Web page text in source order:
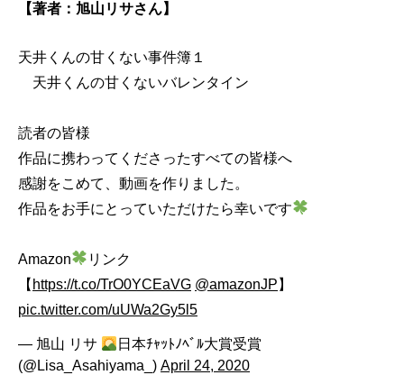
【著者：旭山リサさん】
天井くんの甘くない事件簿１
天井くんの甘くないバレンタイン
読者の皆様
作品に携わってくださったすべての皆様へ
感謝をこめて、動画を作りました。
作品をお手にとっていただけたら幸いです
Amazon
リンク
【 https://t.co/TrO0YCEaVG @amazonJP 】
pic.twitter.com/uUWa2Gy5l5
— 旭山 リサ
日本ﾁｬｯﾄﾉﾍﾞﾙ大賞受賞
(@Lisa_Asahiyama_) April 24, 2020